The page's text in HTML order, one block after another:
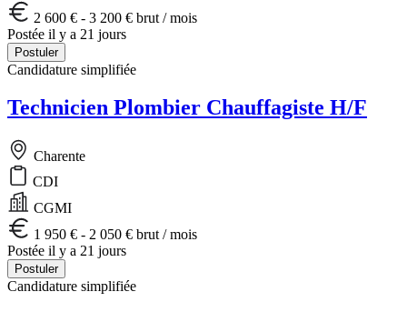
2 600 € - 3 200 € brut / mois
Postée il y a 21 jours
Postuler
Candidature simplifiée
Technicien Plombier Chauffagiste H/F
Charente
CDI
CGMI
1 950 € - 2 050 € brut / mois
Postée il y a 21 jours
Postuler
Candidature simplifiée